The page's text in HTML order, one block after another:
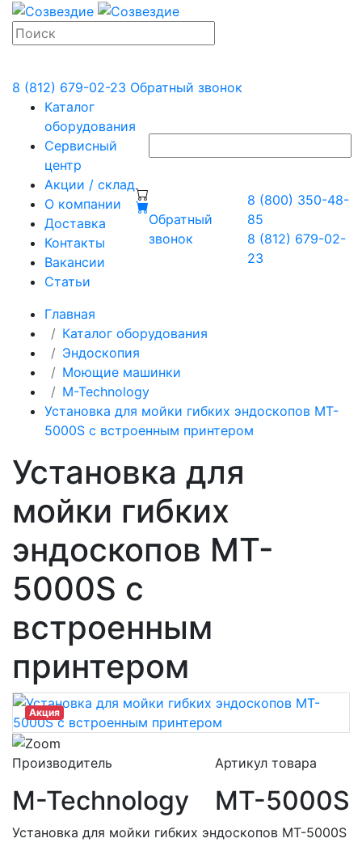
8 (812) 679-02-23 Обратный звонок
Каталог
оборудования
Сервисный
центр
Акции / склад
О компании
Доставка
Контакты
Вакансии
Статьи
Обратный
звонок
8 (800) 350-48-
85
8 (812) 679-02-
23
Главная
Каталог оборудования
Эндоскопия
Моющие машинки
M-Technology
Установка для мойки гибких эндоскопов MT-
5000S c встроенным принтером
Установка для
мойки гибких
эндоскопов MT-
5000S c
встроенным
принтером
Акция
Производитель
M-Technology
Артикул товара
MT-5000S
Установка для мойки гибких эндоскопов MT-5000S